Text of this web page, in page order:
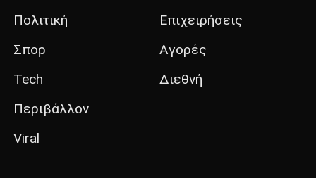
Πολιτική
Σπορ
Tech
Περιβάλλον
Viral
Επιχειρήσεις
Αγορές
Διεθνή